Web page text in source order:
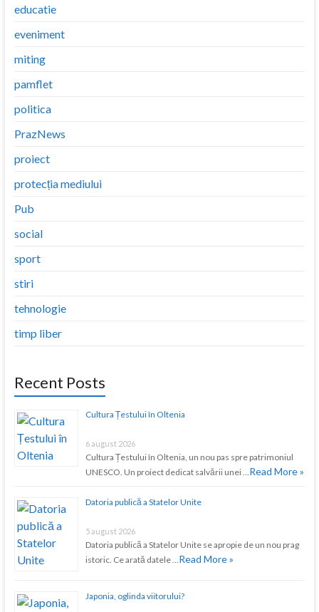
educatie
eveniment
miting
pamflet
politica
PrazNews
proiect
protecția mediului
Pub
social
sport
stiri
tehnologie
timp liber
Recent Posts
Cultura Țestului în Oltenia
6 august 2026
Cultura Țestului în Oltenia, un nou pas spre patrimoniul
UNESCO. Un proiect dedicat salvării unei …Read More »
Datoria publică a Statelor Unite
5 august 2026
Datoria publică a Statelor Unite se apropie de un nou prag
istoric. Ce arată datele …Read More »
Japonia, oglinda viitorului?